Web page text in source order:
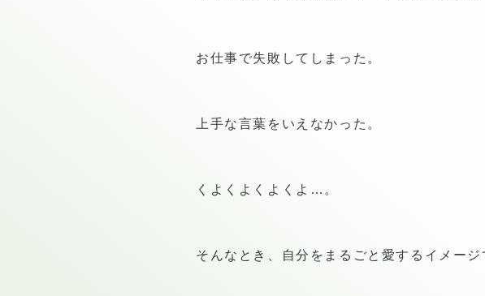
お仕事で失敗してしまった。
上手な言葉をいえなかった。
くよくよくよくよ…。
そんなとき、自分をまるごと愛するイメー